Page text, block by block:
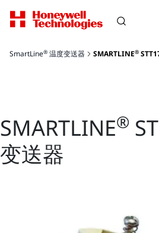
SmartLine® 温度变送器 SMARTLINE®
SMARTLINE®
变送器